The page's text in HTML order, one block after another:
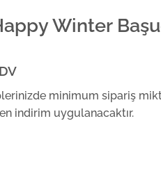
Winter
minimum sipariş
indirim uygulanacaktır.
Başucu Sürahi Seti adet